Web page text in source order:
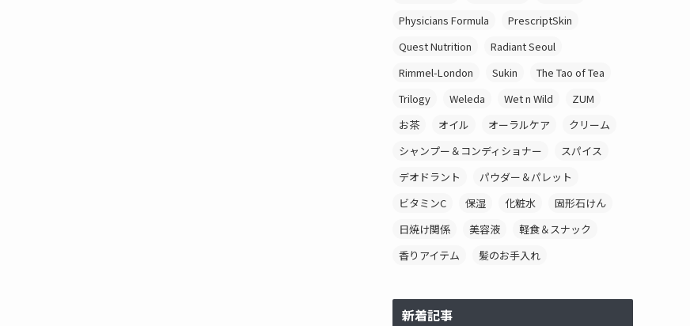
Physicians Formula
PrescriptSkin
Quest Nutrition
Radiant Seoul
Rimmel-London
Sukin
The Tao of Tea
Trilogy
Weleda Wet n Wild
ZUM
お茶
オイル オーラルケア
クリーム
シャンプー＆コンディショナー
スパイス
デオドラント
パウダー＆パレット
ビタミンC
保湿 化粧水
固形石けん
日焼け関係
美容液
軽食＆スナック
香りアイテム
髪のお手入れ
新着記事